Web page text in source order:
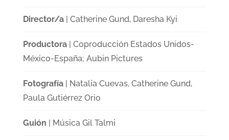
Director/a| Catherine Gund, Daresha Kyi
Productora| Coproducción Estados Unidos-
México-España; Aubin Pictures
Fotografía| Natalia Cuevas, Catherine Gund,
Paula Gutiérrez Orio
Guión | Música Gil Talmi